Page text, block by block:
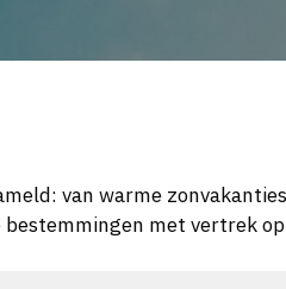
van warme
met vertrek